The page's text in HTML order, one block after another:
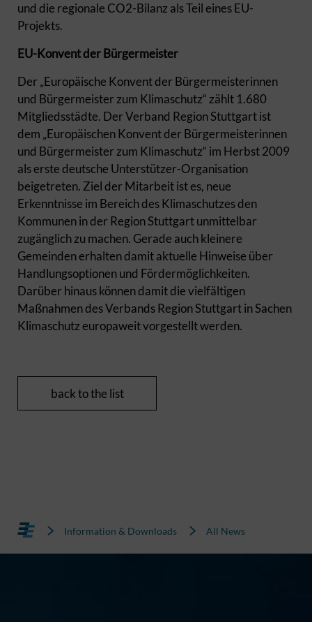
und die regionale CO2-Bilanz als Teil eines EU-
Projekts.
EU-Konvent der Bürgermeister
Der „Europäische Konvent der Bürgermeisterinnen
und Bürgermeister zum Klimaschutz“ zählt 1.680
Mitgliedsstädte. Der Verband Region Stuttgart ist
dem „Europäischen Konvent der Bürgermeisterinnen
und Bürgermeister zum Klimaschutz“ im Herbst 2009
als erste deutsche Unterstützer-Organisation
beigetreten. Ziel der Mitarbeit ist es, neue
Erkenntnisse im Bereich des Klimaschutzes den
Kommunen in der Region Stuttgart unmittelbar
zugänglich zu machen. Gerade auch kleinere
Gemeinden erhalten damit aktuelle Hinweise über
Handlungsoptionen und Fördermöglichkeiten.
Darüber hinaus können damit die vielfältigen
Maßnahmen des Verbands Region Stuttgart in Sachen
Klimaschutz europaweit vorgestellt werden.
back to the list
Information & Downloads All News